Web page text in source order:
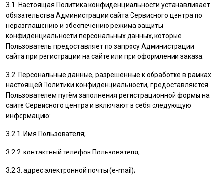
3.1. Настоящая Политика конфиденциальности устанавливает
обязательства Администрации сайта Сервисного центра по
неразглашению и обеспечению режима защиты
конфиденциальности персональных данных, которые
Пользователь предоставляет по запросу Администрации
сайта при регистрации на сайте или при оформлении заказа.
3.2. Персональные данные, разрешённые к обработке в рамках
настоящей Политики конфиденциальности, предоставляются
Пользователем путём заполнения регистрационной формы на
cайте Сервисного центра и включают в себя следующую
информацию:
3.2.1. Имя Пользователя;
3.2.2. контактный телефон Пользователя;
3.2.3. адрес электронной почты (e-mail);